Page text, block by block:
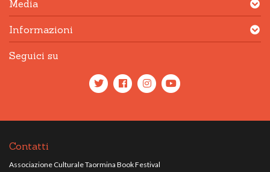
Media
Informazioni
Seguici su
Contatti
Associazione Culturale Taormina Book Festival